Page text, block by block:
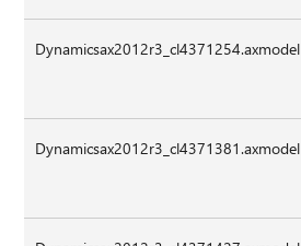
Dynamicsax2012r3_cl4371254.axmodel
Dynamicsax2012r3_cl4371381.axmodel